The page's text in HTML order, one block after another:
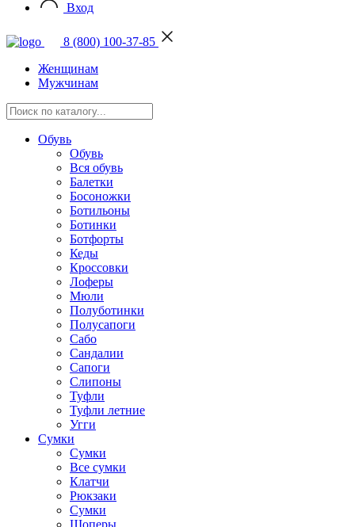
Вход
8 (800) 100-37-85
Женщинам
Мужчинам
Обувь
Обувь
Вся обувь
Балетки
Босоножки
Ботильоны
Ботинки
Ботфорты
Кеды
Кроссовки
Лоферы
Мюли
Полуботинки
Полусапоги
Сабо
Сандалии
Сапоги
Слипоны
Туфли
Туфли летние
Угги
Сумки
Сумки
Все сумки
Клатчи
Рюкзаки
Сумки